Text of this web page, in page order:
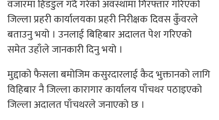
वजारमा हिडडुल गर्दै गरेको अवस्थामा गिरफ्तार गरिएको
जिल्ला प्रहरी कार्यालयका प्रहरी निरीक्षक दिवस कुँवरले
बताउनु भयो । उनलाई बिहिबार अदालत पेश गरिएको
समेत उहाँले जानकारी दिनु भयो ।
मुद्दाको फैसला बमोजिम कसुरदारलाई कैद भुक्तानको लागि
विहिबार नै जिल्ला कारागार कार्यालय पाँचथर पठाइएको
जिल्ला अदालत पाँचथरले जनाएको छ ।